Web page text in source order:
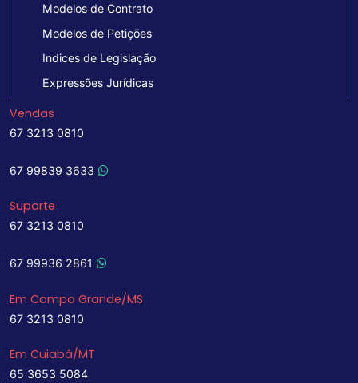
Modelos de Contrato
Modelos de Petições
Indices de Legislação
Expressões Jurídicas
Vendas
67 3213 0810
67 99839 3633
Suporte
67 3213 0810
67 99936 2861
Em Campo Grande/MS
67 3213 0810
Em Cuiabá/MT
65 3653 5084